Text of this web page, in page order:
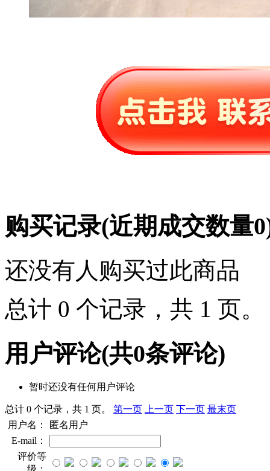
购买记录(近期成交数量0
还没有人购买过此商品
总计 0 个记录，共 1 页。
用户评论(共0条评论)
暂时还没有任何用户评论
总计 0 个记录，共 1 页。 第一页 上一页 下一页 最末页
用户名：
匿名用户
E-mail：
评价等